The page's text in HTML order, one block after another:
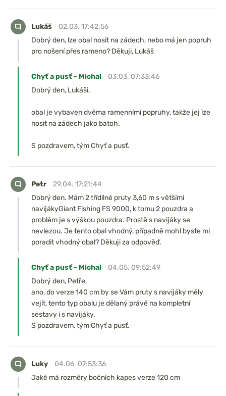
Lukáš
02.03. 17:42:56
Dobrý den, lze obal nosit na zádech, nebo má jen popruh
pro nošení přes rameno? Děkuji, Lukáš
Chyť a pusť - Michal
03.03. 07:33:46
Dobrý den, Lukáši,
obal je vybaven dvěma ramenními popruhy, takže jej lze
nosit na zádech jako batoh.
S pozdravem, tým Chyť a pusť.
Petr
29.04. 17:21:44
Dobrý den. Mám 2 třídílné pruty 3,60 m s většími
navijákyGiant Fishing FS 9000, k tomu 2 pouzdra a
problém je s výškou pouzdra. Prostě s navijáky se
nevlezou. Je tento obal vhodný, případně mohl byste mi
poradit vhodný obal? Děkuji za odpověď.
Chyť a pusť - Michal
04.05. 09:52:49
Dobrý den, Petře,
ano, do verze 140 cm by se Vám pruty s navijáky měly
vejít, tento typ obalu je dělaný právě na kompletní
sestavy i s navijáky.
S pozdravem, tým Chyť a pusť.
Luky
04.06. 07:53:36
Jaké má rozměry bočních kapes verze 120 cm